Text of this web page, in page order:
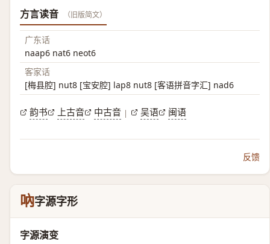
方言读音 （旧版简文）
广东话
naap6 nat6 neot6
客家话
[梅县腔] nut8 [宝安腔] lap8 nut8 [客语拼音字汇] nad6
韵书 上古音 中古音 | 吴语 闽语
反馈
吶字源字形
字源演变